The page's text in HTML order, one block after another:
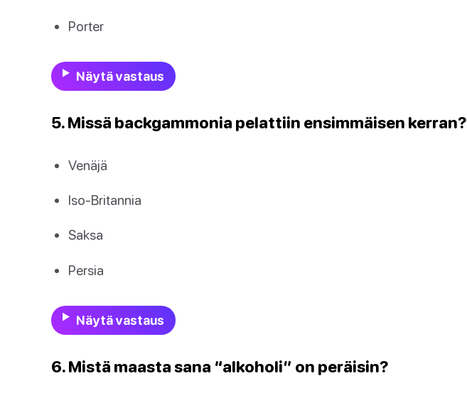
Porter
Näytä vastaus
5. Missä backgammonia pelattiin ensimmäisen kerran?
Venäjä
Iso-Britannia
Saksa
Persia
Näytä vastaus
6. Mistä maasta sana “alkoholi” on peräisin?